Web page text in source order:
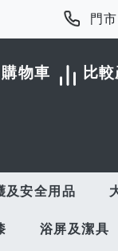
門
比
購物車
及安全用品
浴屏及潔具